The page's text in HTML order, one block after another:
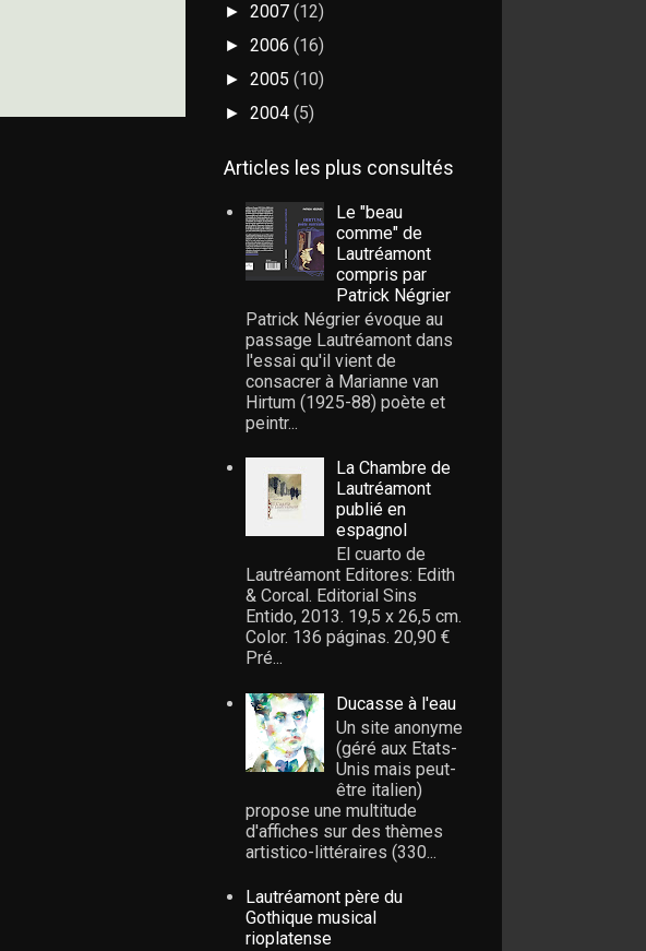
► 2007 (12)
► 2006 (16)
► 2005 (10)
► 2004 (5)
Articles les plus consultés
Le "beau
comme" de
Lautréamont
compris par
Patrick Négrier
Patrick Négrier évoque au
passage Lautréamont dans
l'essai qu'il vient de
consacrer à Marianne van
Hirtum (1925-88) poète et
peintr...
La Chambre de
Lautréamont
publié en
espagnol
El cuarto de
Lautréamont Editores: Edith
& Corcal. Editorial Sins
Entido, 2013. 19,5 x 26,5 cm.
Color. 136 páginas. 20,90 €
Pré...
Ducasse à l'eau
Un site anonyme
(géré aux Etats-
Unis mais peut-
être italien)
propose une multitude
d'affiches sur des thèmes
artistico-littéraires (330...
Lautréamont père du
Gothique musical
rioplatense